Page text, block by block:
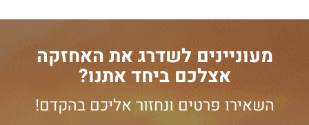
מעוניינים לשדרג את האחזקה
אצלכם ביחד אתנו?
השאירו פרטים ונחזור אליכם בהקדם!